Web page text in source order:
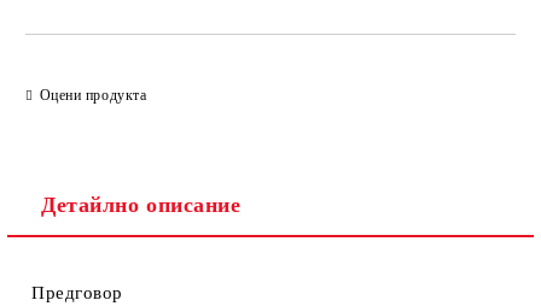
Оцени продукта
Детайлно описание
Предговор